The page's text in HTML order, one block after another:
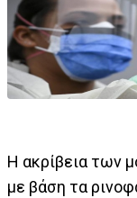
Η ακρίβεια των
με βάση τα